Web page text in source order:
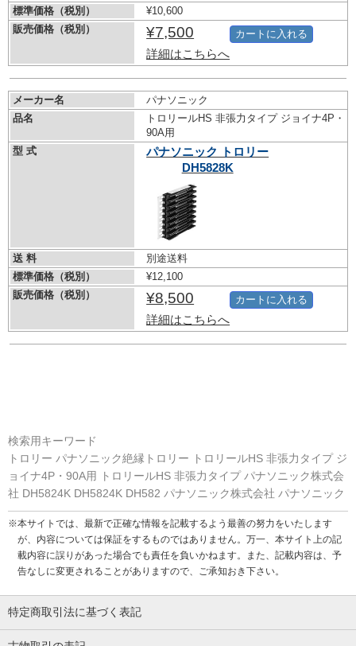
標準価格（税別）
¥10,600
販売価格（税別）
¥7,500
詳細はこちらへ
カートに入れる
メーカー名
パナソニック
品名
トロリールHS 非張力タイプ ジョイナ4P・
90A用
型 式
パナソニック トロリー
DH5828K
送 料
別途送料
標準価格（税別）
¥12,100
販売価格（税別）
¥8,500
詳細はこちらへ
カートに入れる
検索用キーワード
トロリー パナソニック絶縁トロリー トロリールHS 非張力タイプ ジ
ョイナ4P・90A用 トロリールHS 非張力タイプ パナソニック株式会
社 DH5824K DH5824K DH582 パナソニック株式会社 パナソニック
※本サイトでは、最新で正確な情報を記載するよう最善の努力をいたします
が、内容については保証をするものではありません。万一、本サイト上の記
載内容に誤りがあった場合でも責任を負いかねます。また、記載内容は、予
告なしに変更されることがありますので、ご承知おき下さい。
特定商取引法に基づく表記